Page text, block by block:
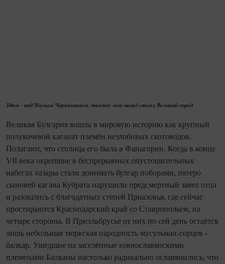
Здесь - над Малым Черемшаном, тысячу лет назад стоял Великий город
Великая Булгария вошла в мировую историю как крупный
полукочевой каганат племён незлобивых скотоводов.
Полагают, что столица его была в Фанагории. Ко­гда в конце
VII века окрепшие в беспрерывных опустошительных
набегах хазары стали донимать булгар поборами, пятеро
сыновей кагана Кубрата нарушили предсмертный завет отца
и разошлись с благодатных степей Приазовья, где сейчас
простираются Краснодарский край со Ставропольем, на
четыре стороны. В Приэльбрусье от них по сей день остаётся
лишь небольшая тюркская народность мусульман‑горцев -
балкар. Ушедшие на заселённые южнославянскими
племенами Балканы настолько радикально ославянились, что